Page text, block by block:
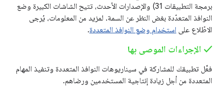
برمجة التطبيقات 31) والإصدارات الأحدث، تتيح الشاشات الكبيرة وضع
النوافذ المتعدّدة بغض النظر عن السمة. لمزيد من المعلومات، يُرجى
الاطّلاع على استخدام وضع النوافذ المتعددة.
‫✓ الإجراءات الموصى بها
فعِّل تطبيقك للمشاركة في سيناريوهات النوافذ المتعددة وتنفيذ المهام
المتعددة من أجل زيادة إنتاجية المستخدمين ورضاهم.